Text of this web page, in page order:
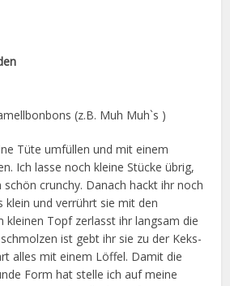
(z.B. Muh Muh`s )
Tüte umfüllen und mit einem
Ich lasse noch kleine Stücke übrig,
crunchy. Danach hackt ihr noch
klein und verrührt sie mit den
kleinen Topf zerlasst ihr langsam die
ist gebt ihr sie zu der Keks-
alles mit einem Löffel. Damit die
Form hat stelle ich auf meine